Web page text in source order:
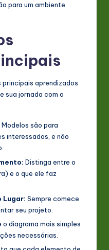
para um ambiente
aprendizados
sua jornada com o
Modelos são para
interessadas, e não
Distinga entre o
e o que ele faz
Lugar: Sempre comece
seu projeto.
o diagrama mais simples
necessárias.